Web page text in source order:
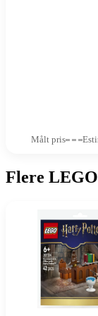
Målt pris
Flere